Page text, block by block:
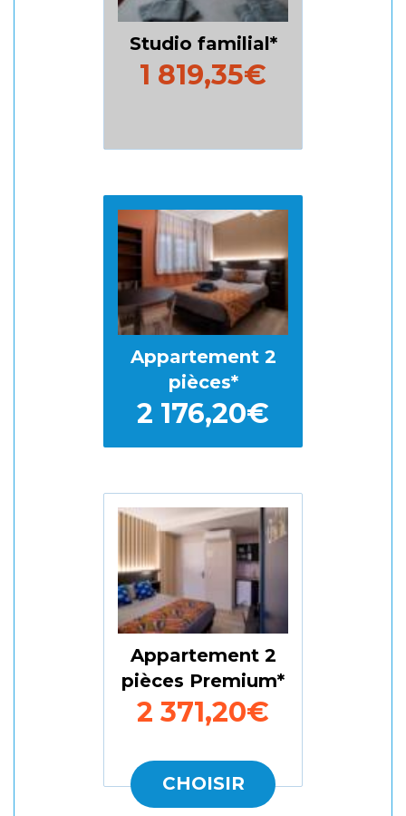
Studio familial
1 819,35€
Appartement 2
pièces
2 176,20€
CHOISIR
Appartement 2
pièces Premium
2 371,20€